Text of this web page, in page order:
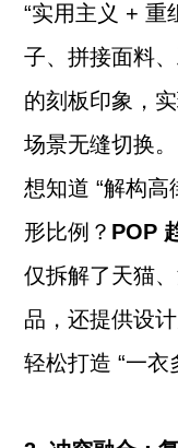
“实用主义 + 重
子、拼接面料
的刻板印象，
场景无缝切换。
想知道 “解构
形比例？ POP
仅拆解了天猫
品，还提供设
轻松打造 “一衣